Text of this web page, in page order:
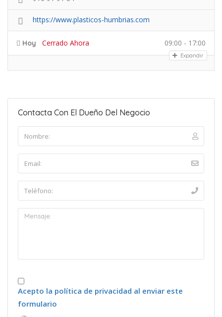
https://www.plasticos-humbrias.com
Hoy Cerrado Ahora 09:00 - 17:00
Expandir
Contacta Con El Dueño Del Negocio
Acepto la política de privacidad al enviar este
formulario